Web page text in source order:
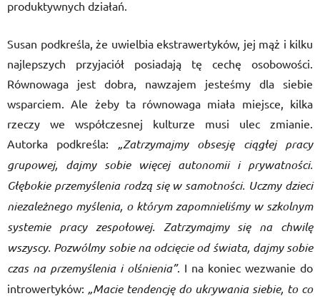
produktywnych działań.
Susan podkreśla, że uwielbia ekstrawertyków, jej mąż i kilku
najlepszych przyjaciół posiadają tę cechę osobowości.
Równowaga jest dobra, nawzajem jesteśmy dla siebie
wsparciem. Ale żeby ta równowaga miała miejsce, kilka
rzeczy we współczesnej kulturze musi ulec zmianie.
Autorka podkreśla: „Zatrzymajmy obsesję ciągłej pracy
grupowej, dajmy sobie więcej autonomii i prywatności.
Głębokie przemyślenia rodzą się w samotności. Uczmy dzieci
niezależnego myślenia, o którym zapomnieliśmy w szkolnym
systemie pracy zespołowej. Zatrzymajmy się na chwilę
wszyscy. Pozwólmy sobie na odcięcie od świata, dajmy sobie
czas na przemyślenia i olśnienia”. I na koniec wezwanie do
introwertyków: „Macie tendencję do ukrywania siebie, to co